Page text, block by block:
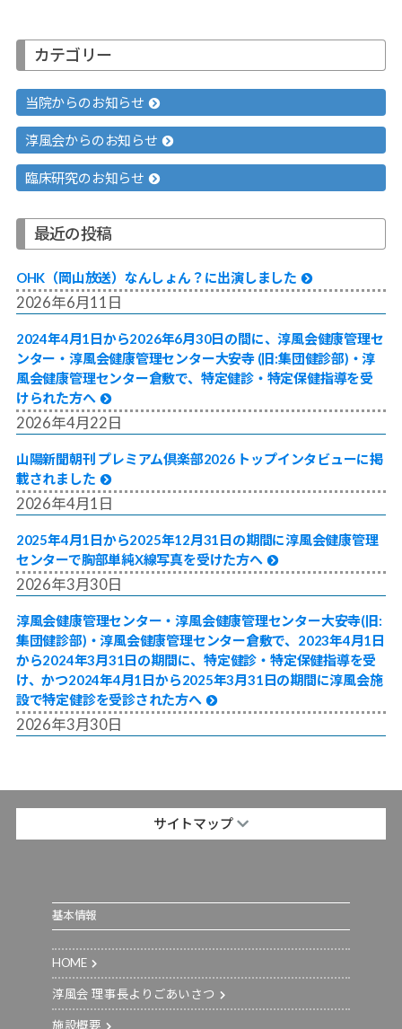
カテゴリー
当院からのお知らせ
淳風会からのお知らせ
臨床研究のお知らせ
最近の投稿
OHK（岡山放送）なんしょん？に出演しました
2026年6月11日
2024年4月1日から2026年6月30日の間に、淳風会健康管理セ
ンター・淳風会健康管理センター大安寺 (旧:集団健診部)・淳
風会健康管理センター倉敷で、特定健診・特定保健指導を受
けられた方へ
2026年4月22日
山陽新聞朝刊 プレミアム倶楽部2026 トップインタビューに掲
載されました
2026年4月1日
2025年4月1日から2025年12月31日の期間に淳風会健康管理
センターで胸部単純X線写真を受けた方へ
2026年3月30日
淳風会健康管理センター・淳風会健康管理センター大安寺(旧:
集団健診部)・淳風会健康管理センター倉敷で、2023年4月1日
から2024年3月31日の期間に、特定健診・特定保健指導を受
け、かつ2024年4月1日から2025年3月31日の期間に淳風会施
設で特定健診を受診された方へ
2026年3月30日
サイトマップ
基本情報
HOME
淳風会 理事長よりごあいさつ
施設概要